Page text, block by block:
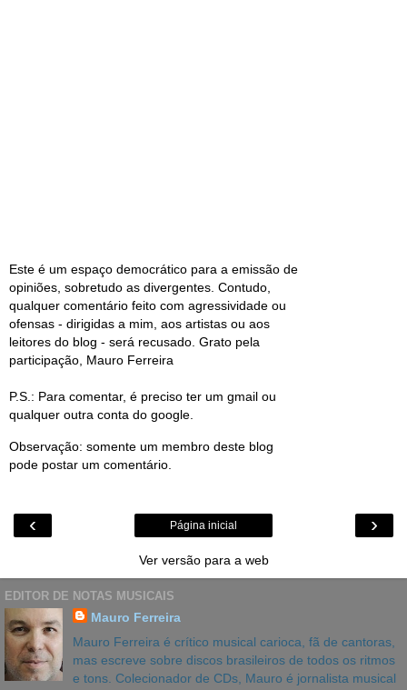
Este é um espaço democrático para a emissão de
opiniões, sobretudo as divergentes. Contudo,
qualquer comentário feito com agressividade ou
ofensas - dirigidas a mim, aos artistas ou aos
leitores do blog - será recusado. Grato pela
participação, Mauro Ferreira
P.S.: Para comentar, é preciso ter um gmail ou
qualquer outra conta do google.
Observação: somente um membro deste blog
pode postar um comentário.
‹ ›
Página inicial
Ver versão para a web
EDITOR DE NOTAS MUSICAIS
Mauro Ferreira
Mauro Ferreira é crítico musical carioca, fã de cantoras,
mas escreve sobre discos brasileiros de todos os ritmos
e tons. Colecionador de CDs, Mauro é jornalista musical